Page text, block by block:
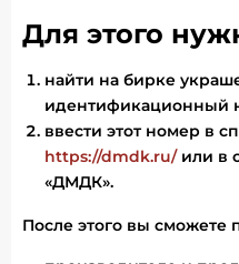
Для этого
найти на бирке
идентификационный
ввести этот номер в
https://dmdk.ru/или в
«ДМДК».
После этого вы сможете